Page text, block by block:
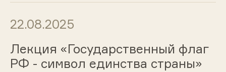
22.08.2025
Лекция «Государственный флаг
РФ - символ единства страны»